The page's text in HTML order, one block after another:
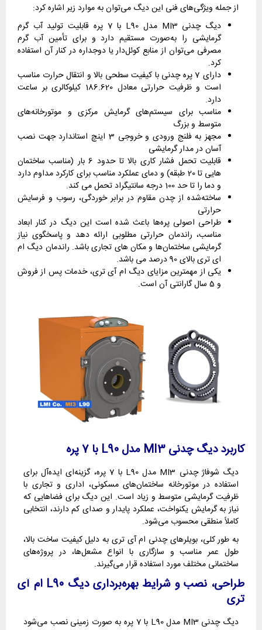
از جمله ویژگی‌های فنی این دیگ می‌توان به موارد زیر اشاره کرد:
دیگ چدنی MI3 مدل L90 با 7 پره قابلیت تولید آب گرم
گرمایشی را به‌صورت مستقیم دارد و برای تأمین آب گرم
مصرفی می‌توان از منابع کوئل‌دار یا دوجداره در کنار آن استفاده
کرد.
دارای 7 پره چدنی با کیفیت سطحی بالا و انتقال حرارت مناسب
است و ظرفیت حرارتی معادل 186.620 کیلوکالری بر ساعت
دارد.
مناسب برای سیستم‌های گرمایش مرکزی و موتورخانه‌های
متوسط و بزرگ
مجهز به فلنج ورودی و خروجی 3 اینچ استاندارد جهت نصب
آسان در مدار گرمایشی
قابلیت تحمل فشار کاری بالا تا حدود 6 بار (مناسب ساختمان
هایی تا 20 طبقه) و دمای عملکرد مناسب برای کارکرد مداوم دارد
و دما را تا حد 100 درجه سانتیگراد تحمل می کند.
ساخته‌شده از چدن مقاوم در برابر خوردگی، رسوب و فرسایش
حرارتی
طراحی اصولی پره‌ها باعث شده است این دیگ در کنار ابعاد
مناسب، راندمان حرارتی مطلوبی ارائه دهد و پاسخگوی نیاز
گرمایشی ساختمان‌ها و مکان های تجاری باشد. راندمان دیگ ام
ای تری بالای 90 درصد می باشد.
یکی از مهمترین مزایای دیگ ام آی تری، خدمات پس از فروش
و 5 سال گارانتی آن است.
کاربرد دیگ چدنی MI3 مدل L90 با 7 پره
دیگ شوفاژ چدنی MI3 مدل L90 با 7 پره، گزینه‌ای ایده‌آل برای
استفاده در موتورخانه ساختمان‌های مسکونی، اداری و تجاری با
ظرفیت گرمایشی متوسط و زیاد است. این دیگ برای فضاهایی که
نیاز به گرمایش یکنواخت، عملکرد پایدار و صدای کم دارند، انتخابی
کاملاً منطقی محسوب می‌شود.
به طور کلی، بویلرهای چدنی ام آی تری به دلیل کیفیت ساخت بالا،
طول عمر مناسب و سازگاری با انواع مشعل‌ها، در پروژه‌های
ساختمانی مختلف مورد استفاده قرار می‌گیرند.
طراحی، نصب و شرایط بهره‌برداری دیگ L90 ام آی
تری
دیگ چدنی MI3 مدل L90 با 7 پره به صورت زمینی نصب می‌شود